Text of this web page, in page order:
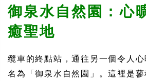
御泉水自然園：心
癒聖地
纜車的終點站，通往另一個令人心
名為「御泉水自然園」。這裡是蓼